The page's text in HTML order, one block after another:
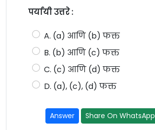
पर्यायी उत्तरे :
A. (a) आणि (b) फक्त
B. (b) आणि (c) फक्त
C. (c) आणि (d) फक्त
D. (a), (c), (d) फक्त
Answer Share On WhatsApp